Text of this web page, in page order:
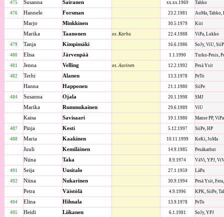
475 Susanna Sairanen xx.xx.1969 Tahko
476 Hannele Forsman 23.2.1981 AuMa, Tahko,
Marjo Minkkinen 30.5.1979 Kiri
Marika Taanonen os. Karhu 22.4.1988 ViPa, Lukko
479 Tanja Kimpimäki 16.6.1986 SoJy, ViU,
480 Elisa Järvenpää 1.1.1990 Turku-Pesis,
481 Jenna Velling os. Auvinen 12.2.1992 Pesä Ysit
482 Terhi Alanen 13.3.1978 PeTo
Hanna Happonen 21.1.1980 SiiPe
484 Susanna Ojala 20.1.1998 SMJ
Marika Rummukainen 29.6.1989 ViU
Kaisa Savisaari 19.1.1980 Manse PP, ViPa
487 Pinja Kesti 5.12.1997 SiiPe, HP
488 Maria Kaakinen 10.11.1999 KeKi, JoMa
Juuli Kemiläinen 14.9.1985 Pesäkarhut
Niina Taka 8.9.1974 VäVi, YPJ,
491 Seija Uusitalo 27.1.1959 LäPa
492 Niina Nukarinen 30.9.1994 Pesä Ysit,
Petra Väistölä 4.9.1996 KPK, SiiPe,
494 Elina Hihnala 13.9.1978 PeTo
495 Heidi Liikanen 6.1.1981 SoJy, YPJ